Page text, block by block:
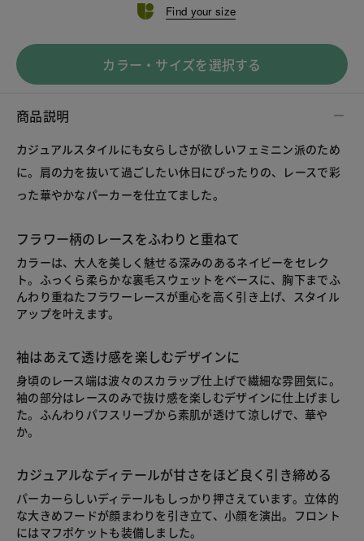
Find your size
カラー・サイズを選択する
商品説明
カジュアルスタイルにも女らしさが欲しいフェミニン派のため
に。肩の力を抜いて過ごしたい休日にぴったりの、レースで彩
った華やかなパーカーを仕立てました。
フラワー柄のレースをふわりと重ねて
カラーは、大人を美しく魅せる深みのあるネイビーをセレク
ト。ふっくら柔らかな裏毛スウェットをベースに、胸下までふ
んわり重ねたフラワーレースが重心を高く引き上げ、スタイル
アップを叶えます。
袖はあえて透け感を楽しむデザインに
身頃のレース端は波々のスカラップ仕上げで繊細な雰囲気に。
袖の部分はレースのみで抜け感を楽しむデザインに仕上げまし
た。ふんわりパフスリーブから素肌が透けて涼しげで、華や
か。
カジュアルなディテールが甘さをほど良く引き締める
パーカーらしいディテールもしっかり押さえています。立体的
な大きめフードが顔まわりを引き立て、小顔を演出。フロント
にはマフポケットも装備しました。